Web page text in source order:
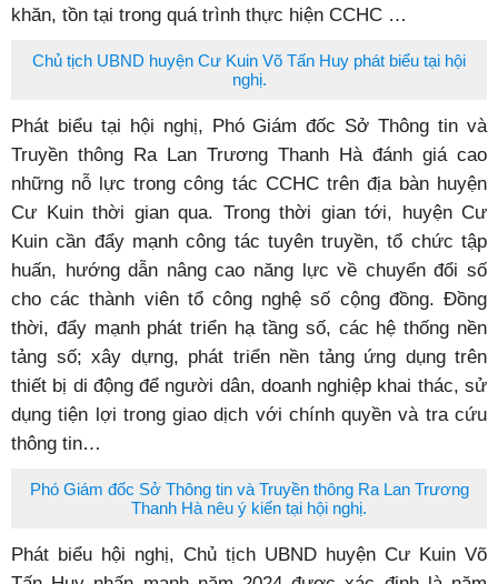
khăn, tồn tại trong quá trình thực hiện CCHC …
Chủ tịch UBND huyện Cư Kuin Võ Tấn Huy phát biểu tại hội
nghị.
Phát biểu tại hội nghị, Phó Giám đốc Sở Thông tin và
Truyền thông Ra Lan Trương Thanh Hà đánh giá cao
những nỗ lực trong công tác CCHC trên địa bàn huyện
Cư Kuin thời gian qua. Trong thời gian tới, huyện Cư
Kuin cần đẩy mạnh công tác tuyên truyền, tổ chức tập
huấn, hướng dẫn nâng cao năng lực về chuyển đổi số
cho các thành viên tổ công nghệ số cộng đồng. Đồng
thời, đẩy mạnh phát triển hạ tầng số, các hệ thống nền
tảng số; xây dựng, phát triển nền tảng ứng dụng trên
thiết bị di động để người dân, doanh nghiệp khai thác, sử
dụng tiện lợi trong giao dịch với chính quyền và tra cứu
thông tin…
Phó Giám đốc Sở Thông tin và Truyền thông Ra Lan Trương
Thanh Hà nêu ý kiến tại hội nghị.
Phát biểu hội nghị, Chủ tịch UBND huyện Cư Kuin Võ